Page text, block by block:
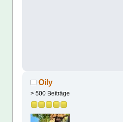
Oily
> 500 Beiträge